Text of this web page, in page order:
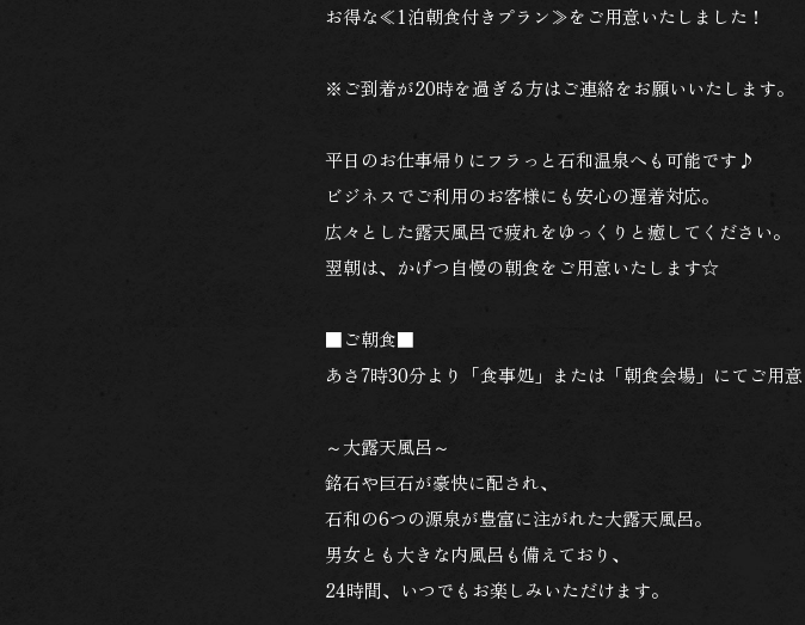
お得な≪1泊朝食付きプラン≫をご用意いたしました！
※ご到着が20時を過ぎる方はご連絡をお願いいたします。
平日のお仕事帰りにフラっと石和温泉へも可能です♪
ビジネスでご利用のお客様にも安心の遅着対応。
広々とした露天風呂で疲れをゆっくりと癒してください。
翌朝は、かげつ自慢の朝食をご用意いたします☆
■ご朝食■
あさ7時30分より「食事処」または「朝食会場」にてご用
～大露天風呂～
銘石や巨石が豪快に配され、
石和の6つの源泉が豊富に注がれた大露天風呂。
男女とも大きな内風呂も備えており、
24時間、いつでもお楽しみいただけます。